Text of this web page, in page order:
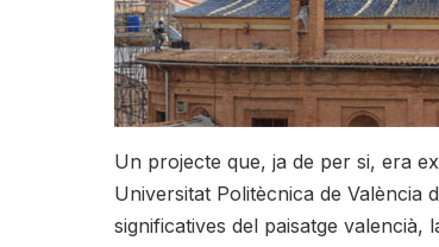
Un projecte que, ja de per si, era
Universitat Politècnica de València
significatives del paisatge valencià,